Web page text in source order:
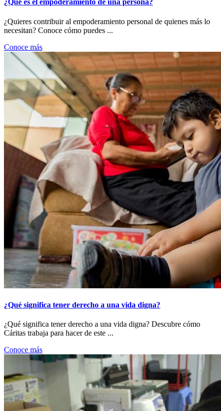
¿Qué es el empoderamiento de una persona?
¿Quieres contribuir al empoderamiento personal de quienes más lo
necesitan? Conoce cómo puedes ...
Conoce más
¿Qué significa tener derecho a una vida digna?
¿Qué significa tener derecho a una vida digna? Descubre cómo
Cáritas trabaja para hacer de este ...
Conoce más